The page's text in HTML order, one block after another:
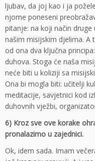
ljubav, da joj kao i ja
njome poneseni
pitanje: na koji način
našim misijskim djelima. A
od ona dva ključna
duhova. Stoga će naša
neće biti u koliziji sa
Ona bi mogla biti: učitelji
meditacije, savjetnici kod
duhovnih vježbi,
6) Kroz sve ove korake
pronalazimo u zajednici.
Ok, idem sada. Imam